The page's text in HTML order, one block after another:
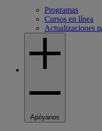
Programas
Cursos en línea
Actualizaciones
Apóyanos